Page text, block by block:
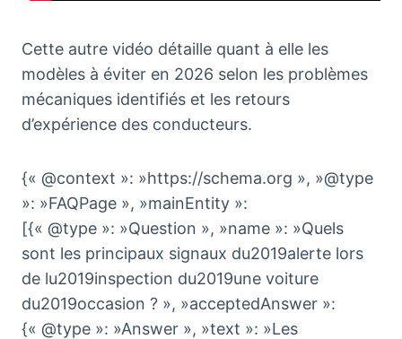
Cette autre vidéo détaille quant à elle les
modèles à éviter en 2026 selon les problèmes
mécaniques identifiés et les retours
d’expérience des conducteurs.
{« @context »: »https://schema.org », »@type
»: »FAQPage », »mainEntity »:
[{« @type »: »Question », »name »: »Quels
sont les principaux signaux du2019alerte lors
de lu2019inspection du2019une voiture
du2019occasion ? », »acceptedAnswer »:
{« @type »: »Answer », »text »: »Les